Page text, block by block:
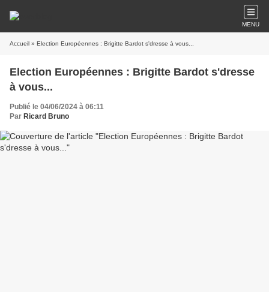
MENU
Accueil » Election Européennes : Brigitte Bardot s'dresse à vous...
Election Européennes : Brigitte Bardot s'dresse
à vous...
Publié le 04/06/2024 à 06:11
Par Ricard Bruno